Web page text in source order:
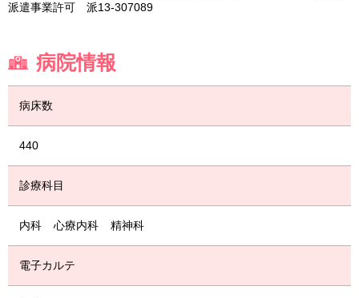
派遣事業許可 派13-307089
病院情報
病床数
440
診療科目
内科 心療内科 精神科
電子カルテ